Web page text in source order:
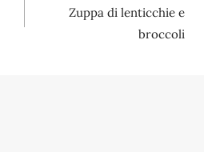
Zuppa di lenticchie e
broccoli